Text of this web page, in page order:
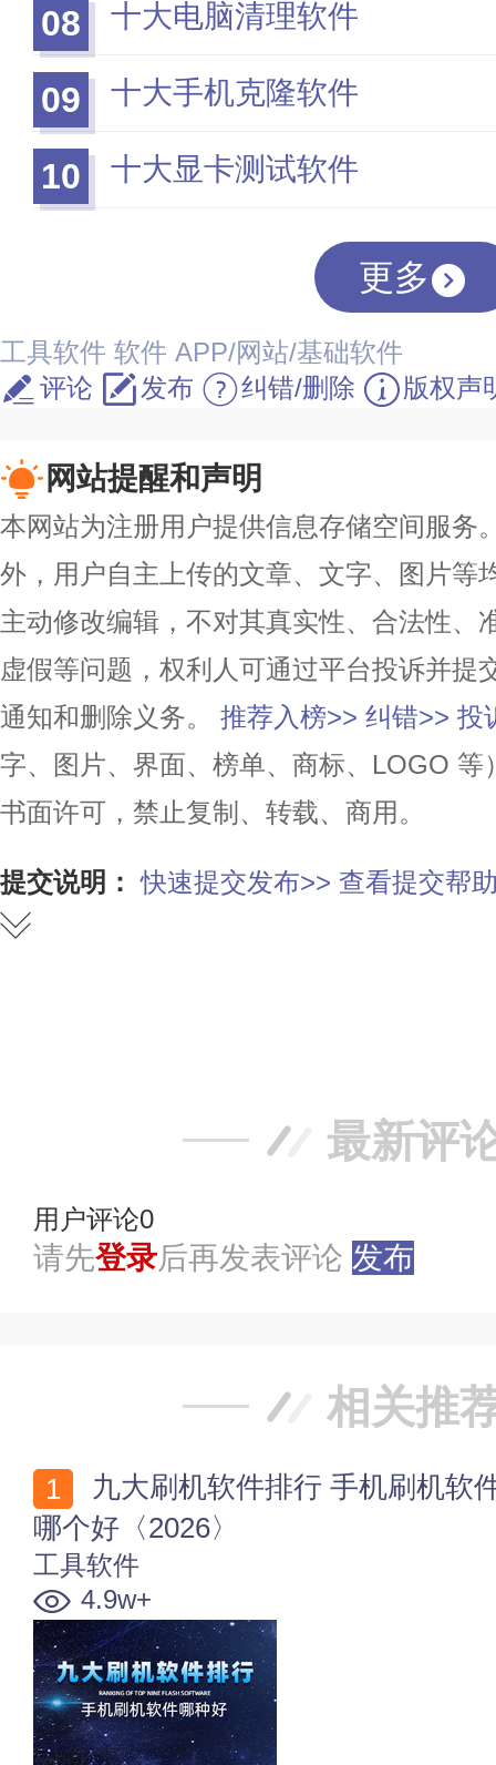
08 十大电脑清理软件
09 十大手机克隆软件
10 十大显卡测试软件
更多
工具软件 软件 APP/网站/基础软件
评论
发布 纠错/删除 版权声
网站提醒和声明
本网站为注册用户提供信息存储空间服务
外，用户自主上传的文章、文字、图片等
主动修改编辑，不对其真实性、合法性、
虚假等问题，权利人可通过平台投诉并提
通知和删除义务。
推荐入榜>> 纠错>> 投
字、图片、界面、榜单、商标、LOGO
书面许可，禁止复制、转载、商用。
提交说明： 快速提交发布>> 查看提交帮
最新评
用户评论0
请先登录后再发表评论 发布
相关推
哪个好〈2026〉
工具软件
4.9w+